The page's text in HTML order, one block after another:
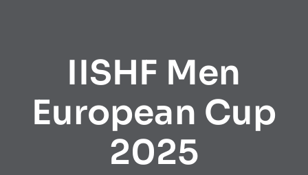
IISHF Men
European Cup
2025